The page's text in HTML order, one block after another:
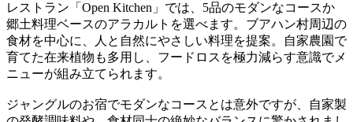
レストラン「Open Kitchen」では、5品のモダンなコースか
郷土料理ベースのアラカルトを選べます。ブアハン村周辺の
食材を中心に、人と自然にやさしい料理を提案。自家農園で
育てた在来植物も多用し、フードロスを極力減らす意識でメ
ニューが組み立てられます。
ジャングルのお宿でモダンなコースとは意外ですが、自家製